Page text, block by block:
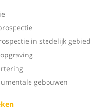
in stedelijk gebied
gebouwen